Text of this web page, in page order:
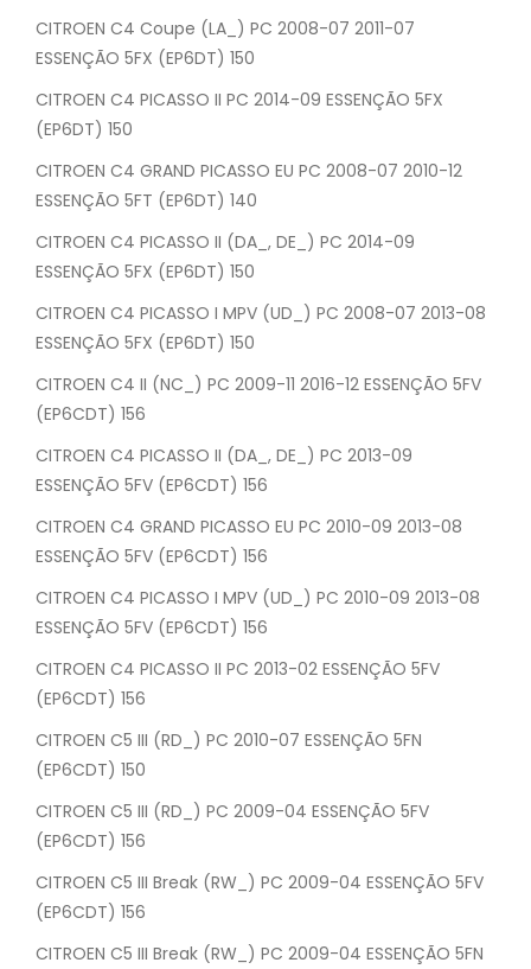
CITROEN C4 Coupe (LA_) PC 2008-07 2011-07
ESSENÇÃO 5FX (EP6DT) 150
CITROEN C4 PICASSO II PC 2014-09 ESSENÇÃO 5FX
(EP6DT) 150
CITROEN C4 GRAND PICASSO EU PC 2008-07 2010-12
ESSENÇÃO 5FT (EP6DT) 140
CITROEN C4 PICASSO II (DA_, DE_) PC 2014-09
ESSENÇÃO 5FX (EP6DT) 150
CITROEN C4 PICASSO I MPV (UD_) PC 2008-07 2013-08
ESSENÇÃO 5FX (EP6DT) 150
CITROEN C4 II (NC_) PC 2009-11 2016-12 ESSENÇÃO 5FV
(EP6CDT) 156
CITROEN C4 PICASSO II (DA_, DE_) PC 2013-09
ESSENÇÃO 5FV (EP6CDT) 156
CITROEN C4 GRAND PICASSO EU PC 2010-09 2013-08
ESSENÇÃO 5FV (EP6CDT) 156
CITROEN C4 PICASSO I MPV (UD_) PC 2010-09 2013-08
ESSENÇÃO 5FV (EP6CDT) 156
CITROEN C4 PICASSO II PC 2013-02 ESSENÇÃO 5FV
(EP6CDT) 156
CITROEN C5 III (RD_) PC 2010-07 ESSENÇÃO 5FN
(EP6CDT) 150
CITROEN C5 III (RD_) PC 2009-04 ESSENÇÃO 5FV
(EP6CDT) 156
CITROEN C5 III Break (RW_) PC 2009-04 ESSENÇÃO 5FV
(EP6CDT) 156
CITROEN C5 III Break (RW_) PC 2009-04 ESSENÇÃO 5FN